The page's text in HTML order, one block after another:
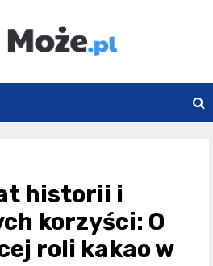
historii i
korzyści: O
roli kakao w